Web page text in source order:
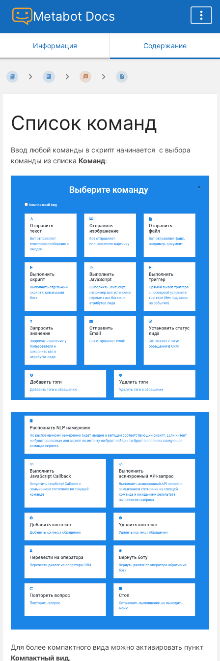
Metabot Docs
Информация Содержание
Список команд
Ввод любой команды в скрипт начинается с выбора
команды из списка Команд:
Для более компактного вида можно активировать пункт
Компактный вид.